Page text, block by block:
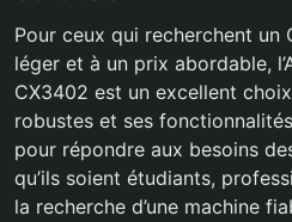
Pour ceux qui recherchent
léger et à un prix abordable,
CX3402 est un excellent
robustes et ses
pour répondre aux besoins
qu’ils soient étudiants,
la recherche d’une machine